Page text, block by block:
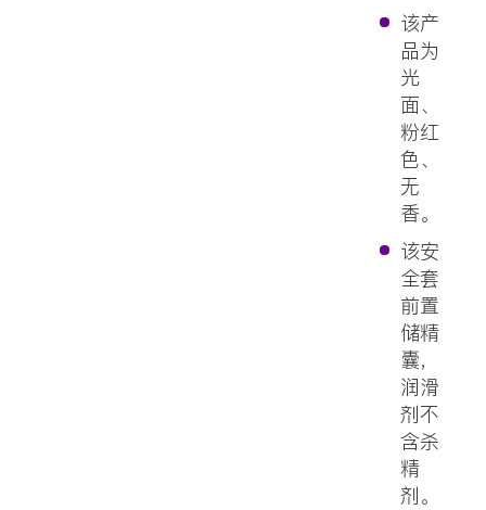
该产
品为
光
面、
粉红
色、
无
香。
该安
全套
前置
储精
囊，
润滑
剂不
含杀
精
剂。